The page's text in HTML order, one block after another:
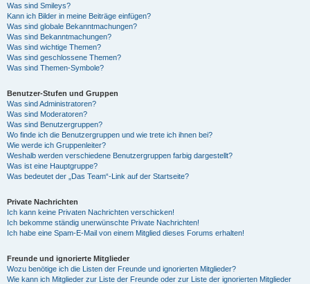
Was sind Smileys?
Kann ich Bilder in meine Beiträge einfügen?
Was sind globale Bekanntmachungen?
Was sind Bekanntmachungen?
Was sind wichtige Themen?
Was sind geschlossene Themen?
Was sind Themen-Symbole?
Benutzer-Stufen und Gruppen
Was sind Administratoren?
Was sind Moderatoren?
Was sind Benutzergruppen?
Wo finde ich die Benutzergruppen und wie trete ich ihnen bei?
Wie werde ich Gruppenleiter?
Weshalb werden verschiedene Benutzergruppen farbig dargestellt?
Was ist eine Hauptgruppe?
Was bedeutet der „Das Team“-Link auf der Startseite?
Private Nachrichten
Ich kann keine Privaten Nachrichten verschicken!
Ich bekomme ständig unerwünschte Private Nachrichten!
Ich habe eine Spam-E-Mail von einem Mitglied dieses Forums erhalten!
Freunde und ignorierte Mitglieder
Wozu benötige ich die Listen der Freunde und ignorierten Mitglieder?
Wie kann ich Mitglieder zur Liste der Freunde oder zur Liste der ignorierten Mitglieder